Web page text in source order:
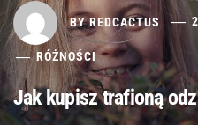
BYREDCACTUS
RÓŻNOŚCI
Jak kupisz trafioną